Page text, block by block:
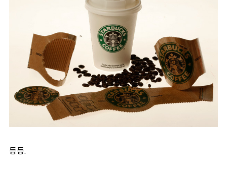
등등.